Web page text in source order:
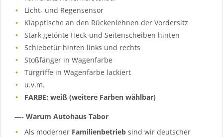
Licht- und Regensensor
Klapptische an den Rückenlehnen der Vordersitz
Stark getönte Heck-und Seitenscheiben hinten
Schiebetür hinten links und rechts
Stoßfänger in Wagenfarbe
Türgriffe in Wagenfarbe lackiert
u.v.m.
FARBE: weiß (weitere Farben wählbar)
—- Warum Autohaus Tabor
Als moderner Familienbetrieb sind wir deutscher